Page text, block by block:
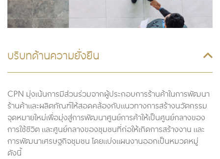
บริบทด้านความยั่งยืน
CPN มุ่งเน้นการมีส่วนร่วมจากผู้ประกอบการร้านค้าในการพัฒนา
ร้านค้าและผลิตภัณฑ์ให้สอดคล้องกับแนวทางการสร้างนวัตกรรม
จุดหมายใหม่เพื่อมุ่งสู่การพัฒนาศูนย์การค้าให้เป็นศูนย์กลางของ
การใช้ชีวิต และศูนย์กลางของชุมชนที่ก่อให้เกิดการสร้างงาน และ
การพัฒนาเศรษฐกิจชุมชน โดยแบ่งแผนงานออกเป็นหมวดหมู่
ดังนี้